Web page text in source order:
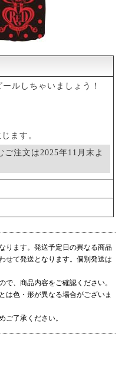
ルしちゃいましょう！
ます。
ご注文は2025年11月末よ
ります。発送予定日の異なる商品
せて発送となります。個別発送は
、商品内容をご確認ください。
は色・形が異なる場合がございま
ご了承ください。